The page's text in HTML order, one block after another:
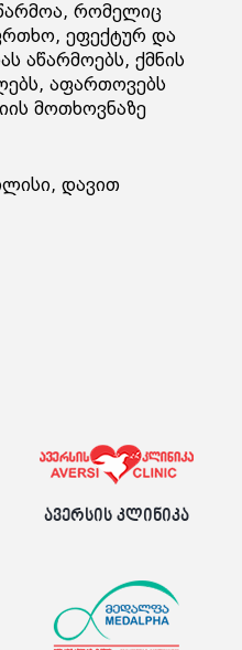
რომელიც
ეფექტურ და
აწარმოებს, ქმნის
აფართოვებს
მოთხოვნაზე
დავით
ავერსის კლინიკა